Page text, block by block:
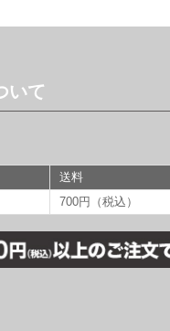
いて
送料
700円（税込）